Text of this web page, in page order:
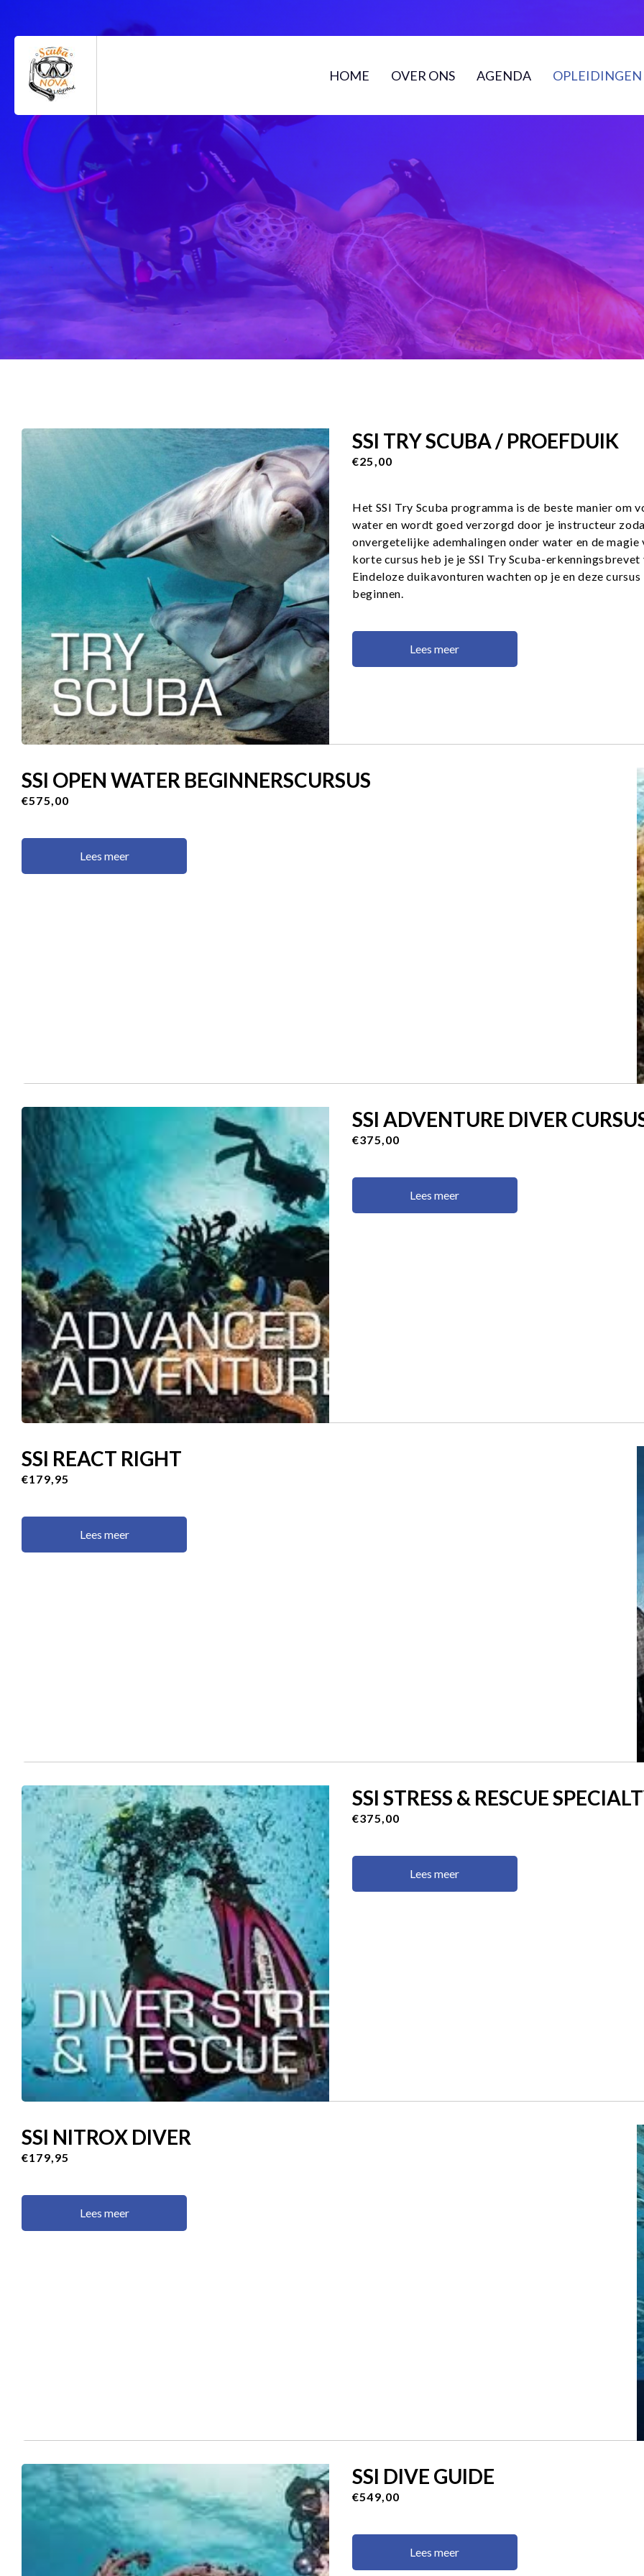
HOME OVER ONS AGENDA OPLEIDINGEN
SSI TRY SCUBA / PROEFDUIK
€25,00
Het SSI Try Scuba programma is de beste manier om
water en wordt goed verzorgd door je instructeur
onvergetelijke ademhalingen onder water en de
korte cursus heb je je SSI Try Scuba-
Eindeloze duikavonturen wachten op je en deze
beginnen.
Lees meer
SSI OPEN WATER BEGINNERSCURSUS
€575,00
Lees meer
SSI ADVENTURE DIVER
€375,00
Lees meer
SSI REACT RIGHT
€179,95
Lees meer
SSI STRESS & RESCUE
€375,00
Lees meer
SSI NITROX DIVER
€179,95
Lees meer
SSI DIVE GUIDE
€549,00
Lees meer